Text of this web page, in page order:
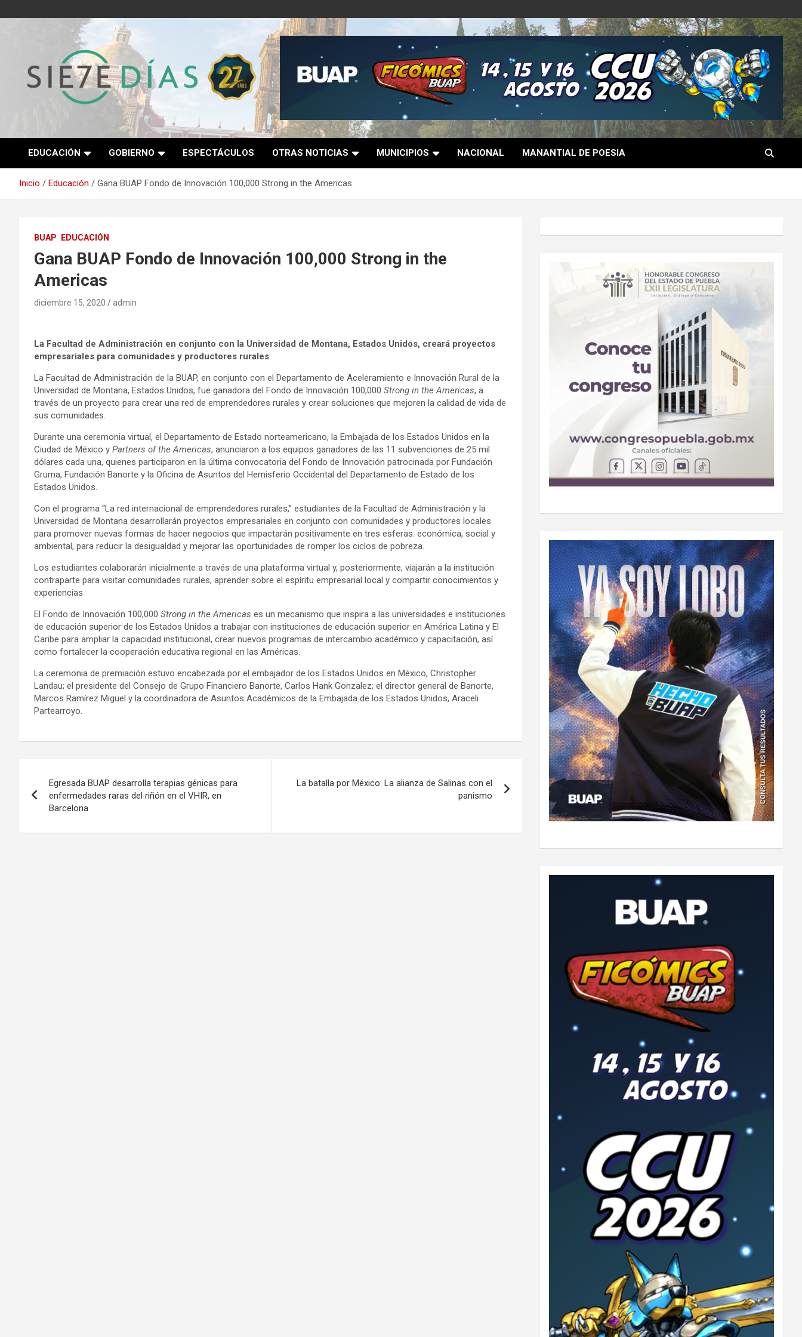
al
Semanario 7 Días
EDUCACIÓN GOBIERNO ESPECTÁCULOS OTRAS NOTICIAS MUNICIPIOS NACIONAL MANANTIAL DE POESIA
Inicio Educación Gana BUAP Fondo de Innovación 100,000 Strong in the Americas
BUAP EDUCACIÓN
Gana BUAP Fondo de Innovación 100,000 Strong in the
Americas
diciembre 15, 2020 admin
La Facultad de Administración en conjunto con la Universidad de Montana, Estados Unidos, creará proyectos
empresariales para comunidades y productores rurales
La Facultad de Administración de la BUAP, en conjunto con el Departamento de Aceleramiento e Innovación Rural de la
Universidad de Montana, Estados Unidos, fue ganadora del Fondo de Innovación 100,000 Strong in the Americas, a
través de un proyecto para crear una red de emprendedores rurales y crear soluciones que mejoren la calidad de vida de
sus comunidades.
Durante una ceremonia virtual, el Departamento de Estado norteamericano, la Embajada de los Estados Unidos en la
Ciudad de México y Partners of the Americas, anunciaron a los equipos ganadores de las 11 subvenciones de 25 mil
dólares cada una, quienes participaron en la última convocatoria del Fondo de Innovación patrocinada por Fundación
Gruma, Fundación Banorte y la Oficina de Asuntos del Hemisferio Occidental del Departamento de Estado de los
Estados Unidos.
Con el programa “La red internacional de emprendedores rurales,” estudiantes de la Facultad de Administración y la
Universidad de Montana desarrollarán proyectos empresariales en conjunto con comunidades y productores locales
para promover nuevas formas de hacer negocios que impactarán positivamente en tres esferas: económica, social y
ambiental, para reducir la desigualdad y mejorar las oportunidades de romper los ciclos de pobreza.
Los estudiantes colaborarán inicialmente a través de una plataforma virtual y, posteriormente, viajarán a la institución
contraparte para visitar comunidades rurales, aprender sobre el espíritu empresarial local y compartir conocimientos y
experiencias
El Fondo de Innovación 100,000 Strong in the Americas es un mecanismo que inspira a las universidades e instituciones
de educación superior de los Estados Unidos a trabajar con instituciones de educación superior en América Latina y El
Caribe para ampliar la capacidad institucional, crear nuevos programas de intercambio académico y capacitación, así
como fortalecer la cooperación educativa regional en las Américas.
La ceremonia de premiación estuvo encabezada por el embajador de los Estados Unidos en México, Christopher
Landau; el presidente del Consejo de Grupo Financiero Banorte, Carlos Hank Gonzalez; el director general de Banorte,
Marcos Ramírez Miguel y la coordinadora de Asuntos Académicos de la Embajada de los Estados Unidos, Araceli
Partearroyo.
de
Egresada BUAP desarrolla terapias génicas para
enfermedades raras del riñón en el VHIR, en
Barcelona
La batalla por México: La alianza de Salinas con el
panismo